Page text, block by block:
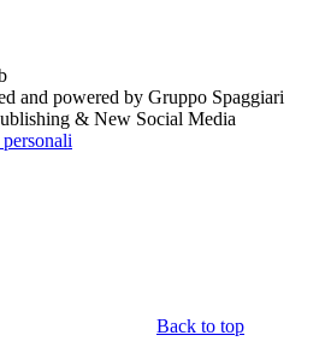
and powered by Gruppo Spaggiari
& New Social Media
Back to top